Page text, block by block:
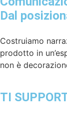
Dal
Costruiamo
prodotto in
non è
TI